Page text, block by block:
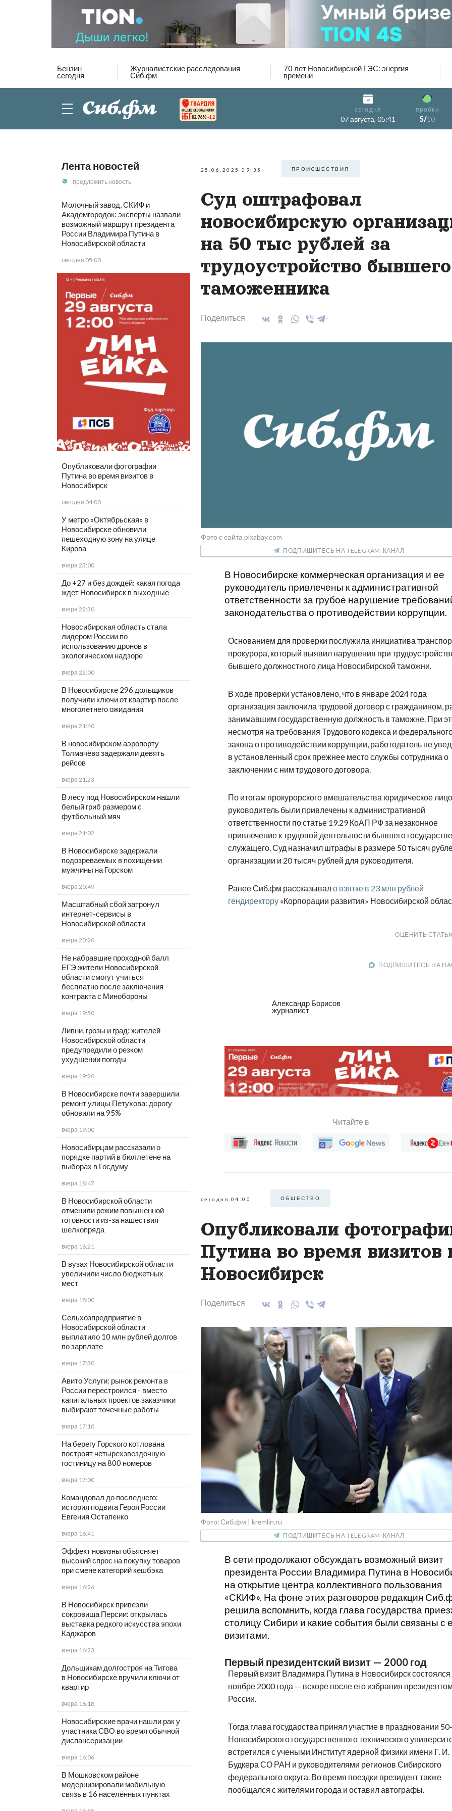
Бензин
сегодня
Журналистские расследования
Сиб.фм
70 лет Новосибирской ГЭС: энергия
времени
82.76% -1.2
сегодня
07 августа, 05:41
пробки
5/10
Лента новостей
предложить новость
Молочный завод, СКИФ и
Академгородок: эксперты назвали
возможный маршрут президента
России Владимира Путина в
Новосибирской области
сегодня 05:00
Опубликовали фотографии
Путина во время визитов в
Новосибирск
сегодня 04:00
У метро «Октябрьская» в
Новосибирске обновили
пешеходную зону на улице
Кирова
вчера 23:00
До +27 и без дождей: какая погода
ждет Новосибирск в выходные
вчера 22:30
Новосибирская область стала
лидером России по
использованию дронов в
экологическом надзоре
вчера 22:00
В Новосибирске 296 дольщиков
получили ключи от квартир после
многолетнего ожидания
вчера 21:40
В новосибирском аэропорту
Толмачёво задержали девять
рейсов
вчера 21:23
В лесу под Новосибирском нашли
белый гриб размером с
футбольный мяч
вчера 21:02
В Новосибирске задержали
подозреваемых в похищении
мужчины на Горском
вчера 20:49
Масштабный сбой затронул
интернет-сервисы в
Новосибирской области
вчера 20:20
Не набравшие проходной балл
ЕГЭ жители Новосибирской
области смогут учиться
бесплатно после заключения
контракта с Минобороны
вчера 19:50
Ливни, грозы и град: жителей
Новосибирской области
предупредили о резком
ухудшении погоды
вчера 19:20
В Новосибирске почти завершили
ремонт улицы Петухова: дорогу
обновили на 95%
вчера 19:00
Новосибирцам рассказали о
порядке партий в бюллетене на
выборах в Госдуму
вчера 18:47
В Новосибирской области
отменили режим повышенной
готовности из-за нашествия
шелкопряда
вчера 18:21
В вузах Новосибирской области
увеличили число бюджетных
мест
вчера 18:00
Сельхозпредприятие в
Новосибирской области
выплатило 10 млн рублей долгов
по зарплате
вчера 17:30
Авито Услуги: рынок ремонта в
России перестроился - вместо
капитальных проектов заказчики
выбирают точечные работы
вчера 17:10
На берегу Горского котлована
построят четырехзвездочную
гостиницу на 800 номеров
вчера 17:00
Командовал до последнего:
история подвига Героя России
Евгения Остапенко
вчера 16:41
Эффект новизны объясняет
высокий спрос на покупку товаров
при смене категорий кешбэка
вчера 16:26
В Новосибирск привезли
сокровища Персии: открылась
выставка редкого искусства эпохи
Каджаров
вчера 16:23
Дольщикам долгостроя на Титова
в Новосибирске вручили ключи от
квартир
вчера 16:18
Новосибирские врачи нашли рак у
участника СВО во время обычной
диспансеризации
вчера 16:06
В Мошковском районе
модернизировали мобильную
связь в 16 населённых пунктах
25.06.2025 09:35 ПРОИCШЕСТВИЯ
Суд оштрафовал
новосибирскую
на 50 тыс рублей за
трудоустройство бывшего
таможенника
Поделиться
Фото с сайта pixabay.com
ПОДПИШИТЕСЬ НА TELEGRAM-КАНАЛ
В Новосибирске коммерческая организация и ее
руководитель привлечены к административной
ответственности за грубое нарушение
законодательства о противодействии коррупции.
Основанием для проверки послужила инициатива
прокурора, который выявил нарушения при
бывшего должностного лица Новосибирской таможни.
В ходе проверки установлено, что в январе 2024 года
организация заключила трудовой договор с гражданином,
занимавшим государственную должность в таможне. При
несмотря на требования Трудового кодекса и
закона о противодействии коррупции, работодатель не
в установленный срок прежнее место службы сотрудника о
заключении с ним трудового договора.
По итогам прокурорского вмешательства юридическое
руководитель были привлечены к административной
ответственности по статье 19.29 КоАП РФ за незаконное
привлечение к трудовой деятельности бывшего
служащего. Суд назначил штрафы в размере 50 тысяч
организации и 20 тысяч рублей для руководителя.
Ранее Сиб.фм рассказывало взятке в 23 млн рублей
гендиректору «Корпорации развития» Новосибирской
ОЦЕНИТЬ
ПОДПИШИТЕСЬ НА
Александр Борисов
журналист
Читайте в
сегодня 04:00 ОБЩЕСТВО
Опубликовали
Путина во время визитов
Новосибирск
Поделиться
Фото: Сиб.фм | kremlin.ru
ПОДПИШИТЕСЬ НА TELEGRAM-КАНАЛ
В сети продолжают обсуждать возможный визит
президента России Владимира Путина в
на открытие центра коллективного пользования
«СКИФ». На фоне этих разговоров редакция
решила вспомнить, когда глава государства
столицу Сибири и какие события были связаны с
визитами.
Первый президентский визит — 2000 год
Первый визит Владимира Путина в Новосибирск состоялся
ноябре 2000 года — вскоре после его избрания
России.
Тогда глава государства принял участие в праздновании
Новосибирского государственного технического
встретился с учеными Институт ядерной физики имени Г. И.
Будкера СО РАН и руководителями регионов Сибирского
федерального округа. Во время поездки президент также
пообщался с жителями города и оставил автографы.